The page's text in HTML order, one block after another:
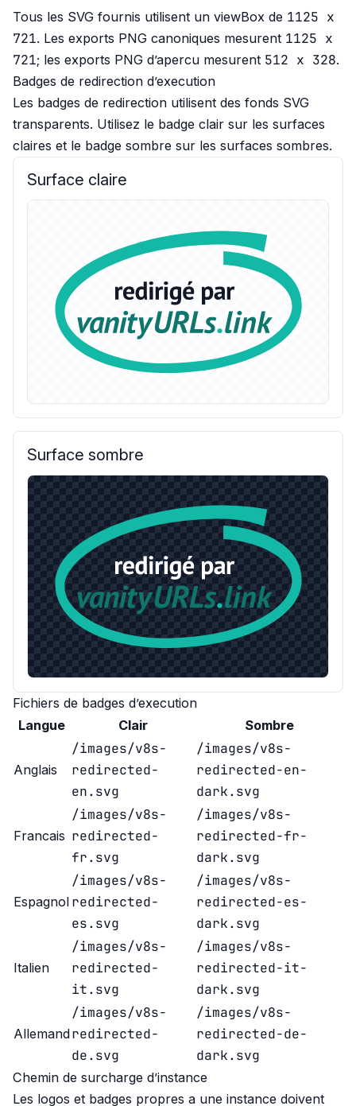
Tous les SVG fournis utilisent un viewBox de 1125 x
721. Les exports PNG canoniques mesurent 1125 x
721; les exports PNG d’apercu mesurent 512 x 328.
Badges de redirection d’execution
Les badges de redirection utilisent des fonds SVG
transparents. Utilisez le badge clair sur les surfaces
claires et le badge sombre sur les surfaces sombres.
Surface claire
Surface sombre
Fichiers de badges d’execution
Langue
Clair Sombre
Anglais
/images/v8s-
redirected-
en.svg
/images/v8s-
redirected-en-
dark.svg
Francais
/images/v8s-
redirected-
fr.svg
/images/v8s-
redirected-fr-
dark.svg
Espagnol
/images/v8s-
redirected-
es.svg
/images/v8s-
redirected-es-
dark.svg
Italien
/images/v8s-
redirected-
it.svg
/images/v8s-
redirected-it-
dark.svg
Allemand
/images/v8s-
redirected-
de.svg
/images/v8s-
redirected-de-
dark.svg
Chemin de surcharge d’instance
Les logos et badges propres a une instance doivent